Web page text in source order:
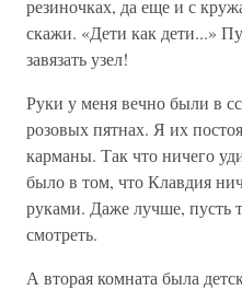
резиночках, да еще и с
скажи. «Дети как дети...»
завязать узел!
Руки у меня вечно были в
розовых пятнах. Я их
карманы. Так что ничего
было в том, что Клавдия
руками. Даже лучше, пусть
смотреть.
А вторая комната была